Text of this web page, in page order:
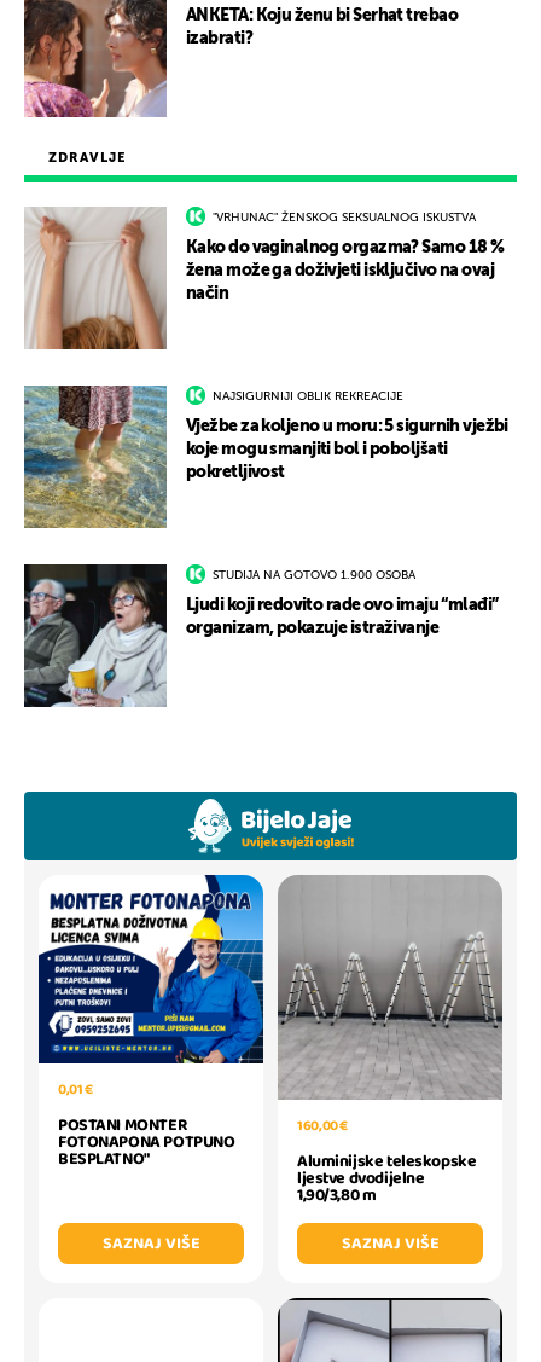
ZDRAVLJE
"VRHUNAC" ŽENSKOG SEKSUALNOG ISKUSTVA
Kako do vaginalnog orgazma? Samo 18 %
žena može ga doživjeti isključivo na ovaj
način
NAJSIGURNIJI OBLIK REKREACIJE
Vježbe za koljeno u moru: 5 sigurnih vježbi
koje mogu smanjiti bol i poboljšati
pokretljivost
STUDIJA NA GOTOVO 1.900 OSOBA
Ljudi koji redovito rade ovo imaju “mlađi”
organizam, pokazuje istraživanje
ANKETA: Koju ženu bi Serhat trebao
izabrati?
0,01 €
POSTANI MONTER
FOTONAPONA POTPUNO
BESPLATNO"
SAZNAJ VIŠE
160,00 €
Aluminijske teleskopske
ljestve dvodijelne
1,90/3,80 m
SAZNAJ VIŠE